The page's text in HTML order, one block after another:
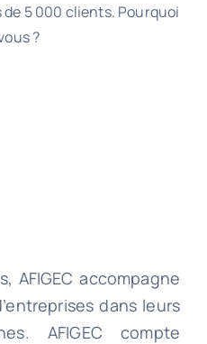
de 5 000 clients. Pourquoi
?
AFIGEC accompagne
dans leurs
AFIGEC compte